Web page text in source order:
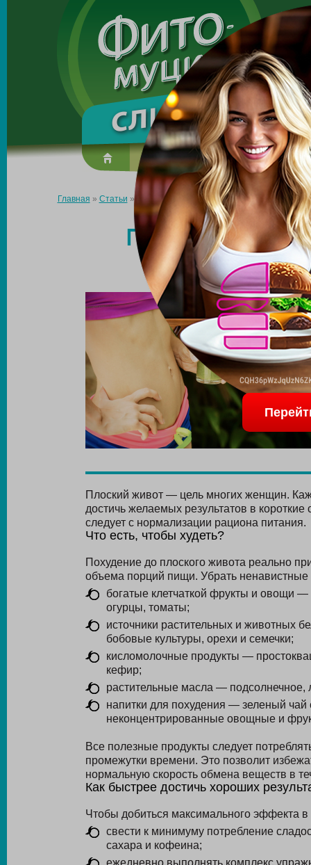
Made in the UK
О препарате Усиль эффект
Главная » Статьи »Похудение до плоского живота
ПОХУДЕНИЕ
Плоский живот — цель многих женщин.
достичь желаемых результатов в
следует с нормализации рациона питания.
Что есть, чтобы худеть?
Похудение до плоского живота реально
объема порций пищи. Убрать ненавистные
богатые клетчаткой фрукты и овощи
огурцы, томаты;
источники растительных и животных
бобовые культуры, орехи и семечки;
кисломолочные продукты —
кефир;
растительные масла — подсолнечное,
напитки для похудения — зеленый
неконцентрированные овощные и
Все полезные продукты следует
промежутки времени. Это позволит
нормальную скорость обмена веществ в
Как быстрее достичь хороших
Чтобы добиться максимального эффекта
свести к минимуму потребление
сахара и кофеина;
ежедневно выполнять комплекс